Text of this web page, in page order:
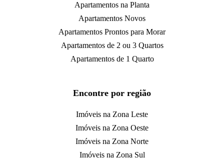
Apartamentos na Planta
Apartamentos Novos
Apartamentos Prontos para Morar
Apartamentos de 2 ou 3 Quartos
Apartamentos de 1 Quarto
Encontre por região
Imóveis na Zona Leste
Imóveis na Zona Oeste
Imóveis na Zona Norte
Imóveis na Zona Sul